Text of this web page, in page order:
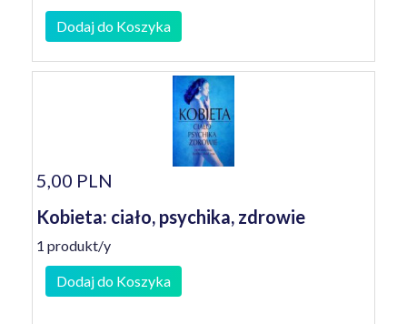
Dodaj do Koszyka
5,00 PLN
Kobieta: ciało, psychika, zdrowie
1 produkt/y
Dodaj do Koszyka